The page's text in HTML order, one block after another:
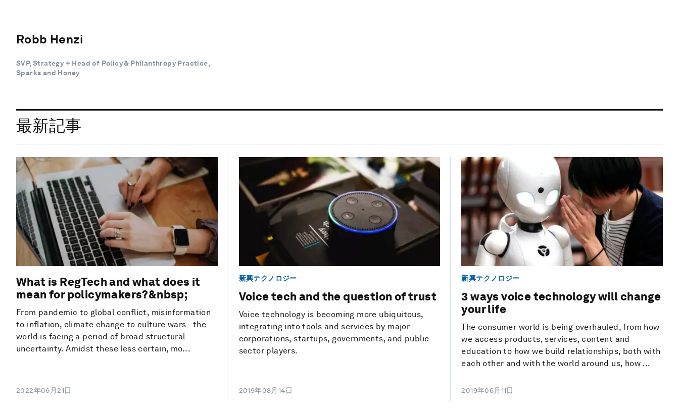
Robb Henzi
SVP, Strategy + Head of Policy & Philanthropy Practice,
Sparks and Honey
最新記事
What is RegTech and what does it
mean for policymakers?&nbsp;
From pandemic to global conflict, misinformation
to inflation, climate change to culture wars - the
world is facing a period of broad structural
uncertainty. Amidst these less certain, mo...
2022年06月21日
新興テクノロジー
Voice tech and the question of trust
Voice technology is becoming more ubiquitous,
integrating into tools and services by major
corporations, startups, governments, and public
sector players.
2019年08月14日
新興テクノロジー
3 ways voice technology will change
your life
The consumer world is being overhauled, from how
we access products, services, content and
education to how we build relationships, both with
each other and with the world around us, how ...
2019年06月11日